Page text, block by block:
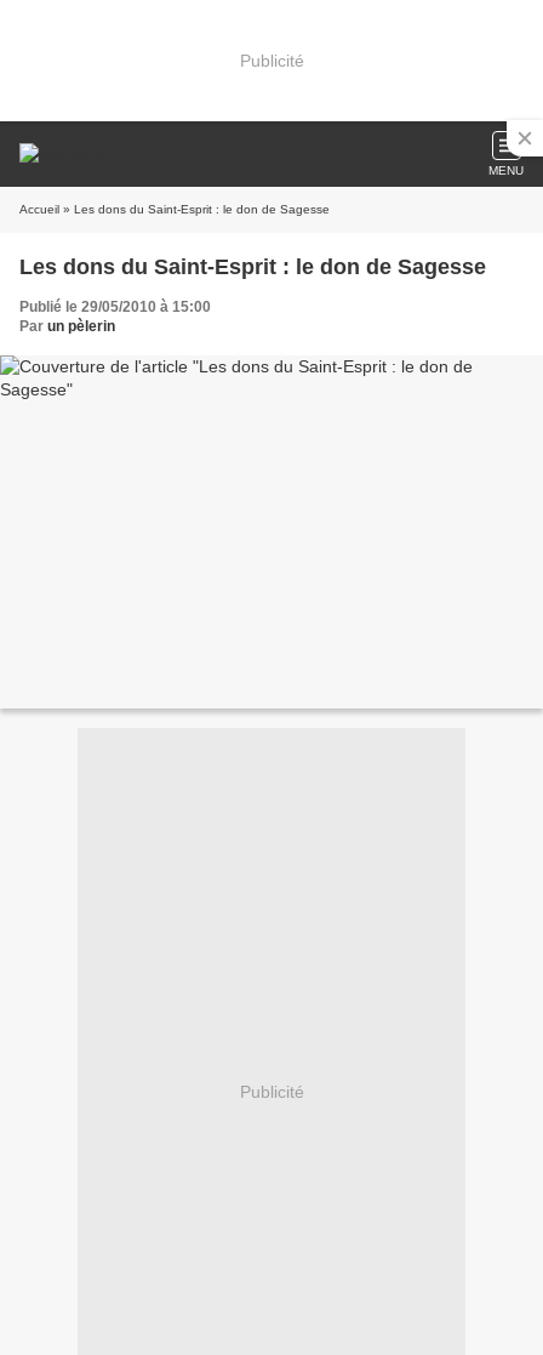
Publicité
MENU
Accueil » Les dons du Saint-Esprit : le don de Sagesse
Les dons du Saint-Esprit : le don de Sagesse
Publié le 29/05/2010 à 15:00
Par un pèlerin
Publicité